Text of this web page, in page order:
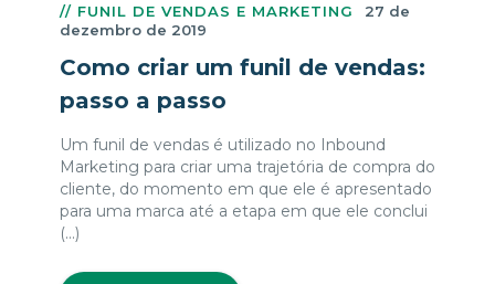
// FUNIL DE VENDAS E MARKETING
27 de
dezembro de 2019
Como criar um funil de vendas:
passo a passo
Um funil de vendas é utilizado no Inbound
Marketing para criar uma trajetória de compra do
cliente, do momento em que ele é apresentado
para uma marca até a etapa em que ele conclui
(...)